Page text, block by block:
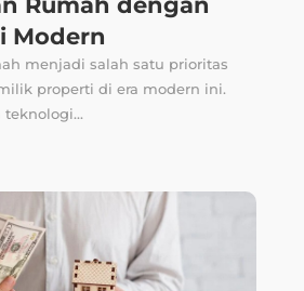
Modern
menjadi salah satu prioritas
properti di era modern ini.